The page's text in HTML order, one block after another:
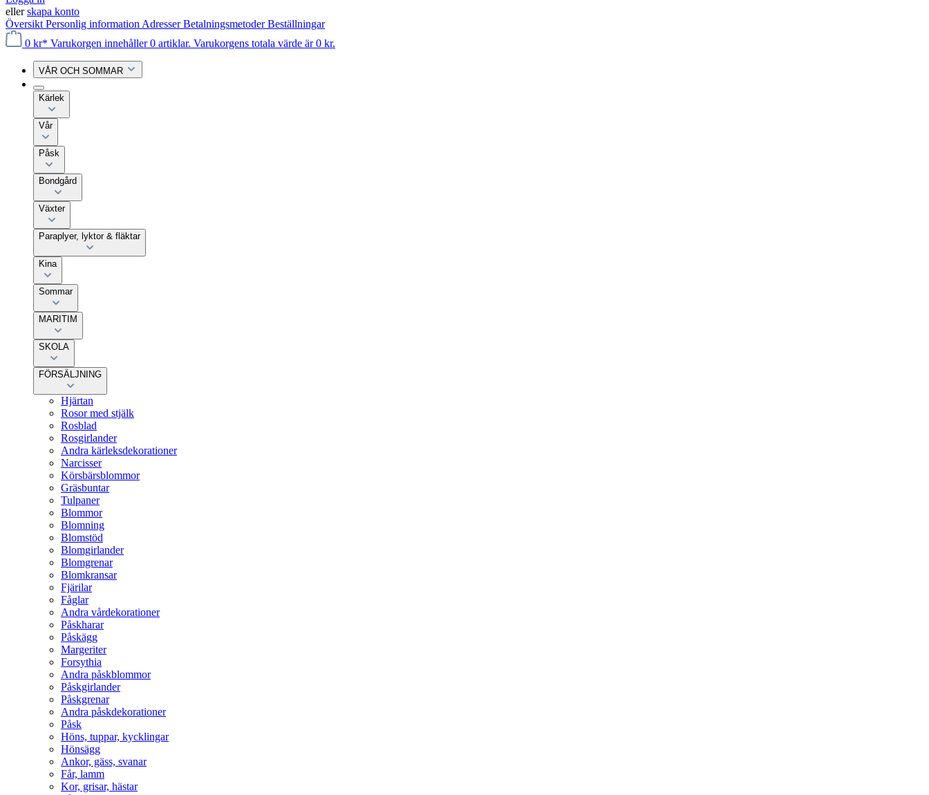
ellerskapa konto
Översikt Personlig information AdresserBetalningsmetoderBeställningar
0 kr* Varukorgen innehåller 0 artiklar. Varukorgens totala värde är 0 kr.
VÅR OCH SOMMAR
Kärlek
Vår
Påsk
Bondgård
Växter
Paraplyer, lyktor & fläktar
Kina
Sommar
MARITIM
SKOLA
FÖRSÄLJNING
Hjärtan
Rosor med stjälk
Rosblad
Rosgirlander
Andra kärleksdekorationer
Narcisser
Körsbärsblommor
Gräsbuntar
Tulpaner
Blommor
Blomning
Blomstöd
Blomgirlander
Blomgrenar
Blomkransar
Fjärilar
Fåglar
Andra vårdekorationer
Påskharar
Påskägg
Margeriter
Forsythia
Andra påskblommor
Påskgirlander
Påskgrenar
Andra påskdekorationer
Påsk
Höns, tuppar, kycklingar
Hönsägg
Ankor, gäss, svanar
Får, lamm
Kor, grisar, hästar